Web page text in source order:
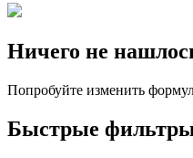
Ничего не
Попробуйте изменить
Быстрые фильтры